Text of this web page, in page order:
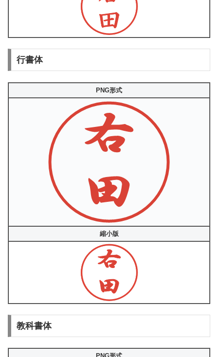
行書体
PNG形式
縮小版
教科書体